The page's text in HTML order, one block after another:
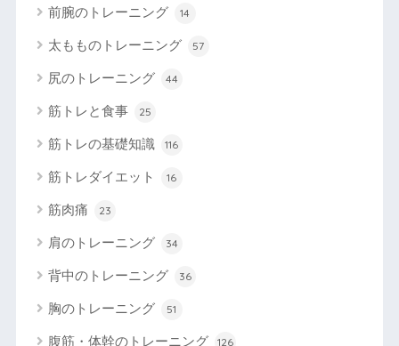
前腕のトレーニング 14
太もものトレーニング 57
尻のトレーニング 44
筋トレと食事 25
筋トレの基礎知識 116
筋トレダイエット 16
筋肉痛 23
肩のトレーニング 34
背中のトレーニング 36
胸のトレーニング 51
腹筋・体幹のトレーニング 126